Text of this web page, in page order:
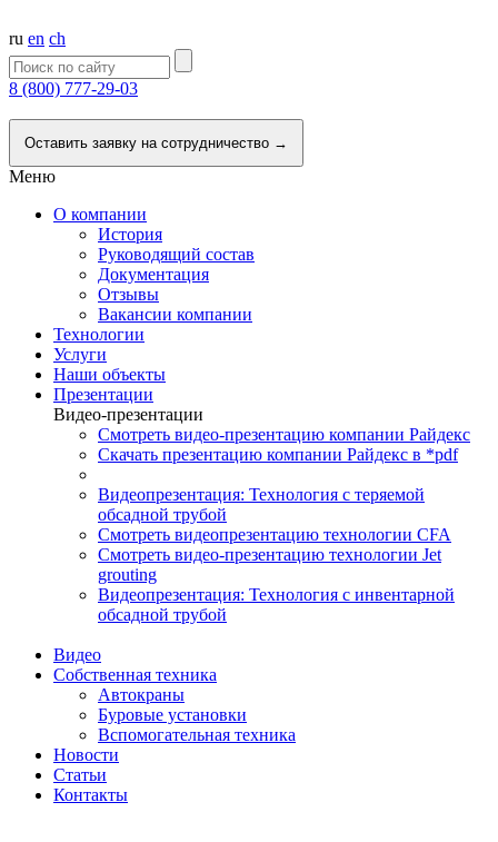
ru en ch
8 (800) 777-29-03
Оставить заявку на сотрудничество →
Меню
О компании
История
Руководящий состав
Документация
Отзывы
Вакансии компании
Технологии
Услуги
Наши объекты
Презентации
Видео-презентации
Смотреть видео-презентацию компании Райдекс
Скачать презентацию компании Райдекс в *pdf
Видеопрезентация: Технология с теряемой
обсадной трубой
Смотреть видеопрезентацию технологии CFA
Смотреть видео-презентацию технологии Jet
grouting
Видеопрезентация: Технология с инвентарной
обсадной трубой
Видео
Собственная техника
Автокраны
Буровые установки
Вспомогательная техника
Новости
Статьи
Контакты